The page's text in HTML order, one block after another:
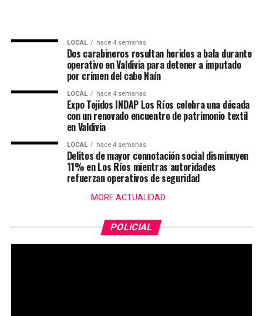
LOCAL hace 4 semanas
Dos carabineros resultan heridos a bala durante
operativo en Valdivia para detener a imputado
por crimen del cabo Naín
LOCAL hace 4 semanas
Expo Tejidos INDAP Los Ríos celebra una década
con un renovado encuentro de patrimonio textil
en Valdivia
LOCAL hace 4 semanas
Delitos de mayor connotación social disminuyen
11% en Los Ríos mientras autoridades
refuerzan operativos de seguridad
MORE ACTUALIDAD
POLICIAL